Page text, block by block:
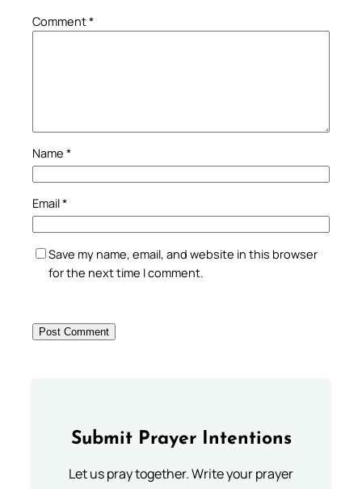
Comment*
Name *
Email*
Save my name, email, and website in this browser
for the next time I comment.
Submit Prayer Intentions
Let us pray together. Write your prayer